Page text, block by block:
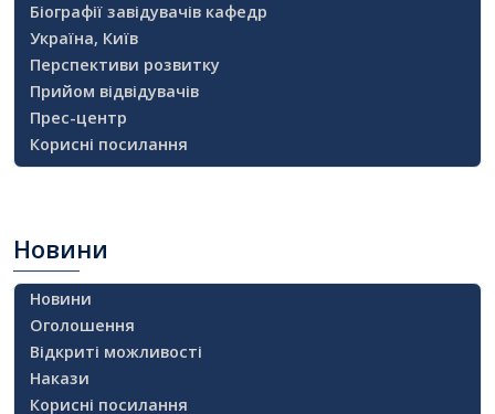
Біографії завідувачів кафедр
Україна, Київ
Перспективи розвитку
Прийом відвідувачів
Прес-центр
Корисні посилання
Новини
Новини
Оголошення
Відкриті можливості
Накази
Корисні посилання